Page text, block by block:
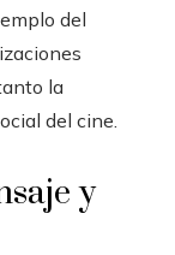
del
la
del cine.
y